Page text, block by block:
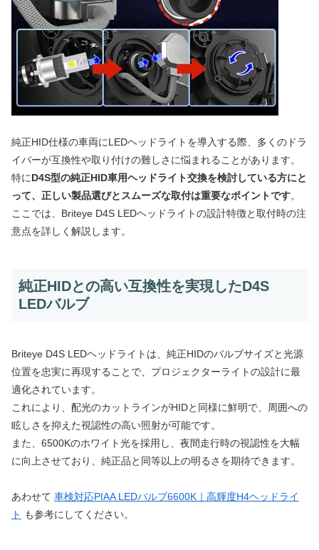
純正HID仕様の車両にLEDヘッドライトを導入する際、多くのドラ
イバーが互換性や取り付けの難しさに悩まれることがあります。
特にD4S型の純正HID車用ヘッドライト交換を検討している方にと
って、正しい製品選びとスムーズな取付は重要なポイントです。
ここでは、Briteye D4S LEDヘッドライトの設計特徴と取付時の注
意点を詳しく解説します。
純正HIDとの高い互換性を実現したD4S
LEDバルブ
Briteye D4S LEDヘッドライトは、純正HIDのバルブサイズと光源
位置を忠実に再現することで、プロジェクターライトの設計に最
適化されています。
これにより、配光のカットラインがHIDと同様に鮮明で、周囲への
眩しさを抑えた視認性の高い照射が可能です。
また、6500Kのホワイト光を採用し、夜間走行時の視認性を大幅
に向上させており、純正品と同等以上の明るさを期待できます。
あわせて 車検対応PIAA LEDバルブ6600K｜高輝度H4ヘッドライ
ト も参考にしてください。